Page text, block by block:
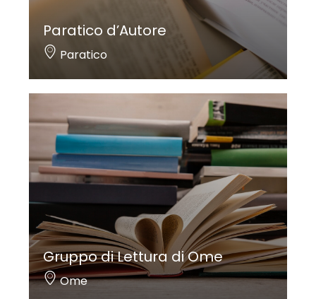
Paratico d’Autore
Paratico
Gruppo di Lettura di Ome
Ome